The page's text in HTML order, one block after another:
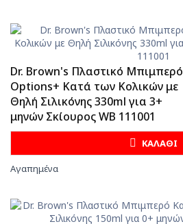
Dr. Brown's Πλαστικό Μπιμπερό
Options+ Κατά των Κολικών με
Θηλή Σιλικόνης 330ml για 3+
μηνών Σκίουρος WB 111001
ΚΑΛΑΘΙ
Αγαπημένα